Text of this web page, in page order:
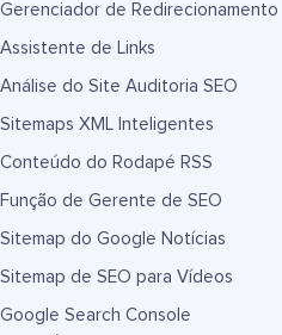
Gerenciador de Redirecionamento
Assistente de Links
Análise do Site Auditoria SEO
Sitemaps XML Inteligentes
Conteúdo do Rodapé RSS
Função de Gerente de SEO
Sitemap do Google Notícias
Sitemap de SEO para Vídeos
Google Search Console